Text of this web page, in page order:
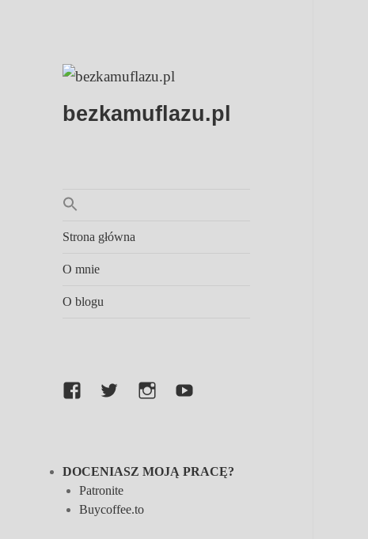
bezkamuflazu.pl
Strona główna
O mnie
O blogu
FacebookTwitterInstagramYouTube
DOCENIASZ MOJĄ PRACĘ?
Patronite
Buycoffee.to